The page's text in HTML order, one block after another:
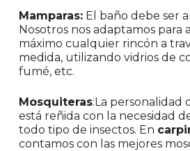
Mamparas:El baño debe ser
Nosotros nos adaptamos para
máximo cualquier rincón a
medida, utilizando vidrios de
fumé, etc.
Mosquiteras:La personalidad
está reñida con la necesidad
todo tipo de insectos. En
contamos con las mejores